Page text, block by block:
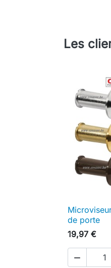
Les

de porte
19,97 €
